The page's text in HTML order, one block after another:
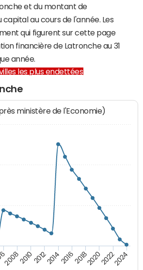
et du montant de
au cours de l'année. Les
qui figurent sur cette page
financière de Latronche au 31
année.
les plus endettées
ministère de l'Economie)
200820102012201420162018202020222024